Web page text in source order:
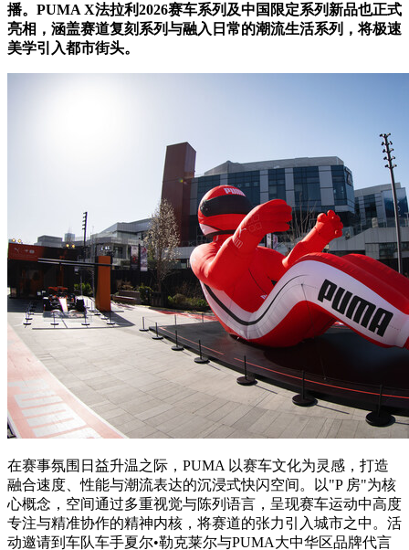
播。 PUMA X法拉利2026赛车系列及中国限定系列新品也正式
亮相，涵盖赛道复刻系列与融入日常的潮流生活系列，将极速
美学引入都市街头。
在赛事氛围日益升温之际，PUMA 以赛车文化为灵感，打造
融合速度、性能与潮流表达的沉浸式快闪空间。以"P 房"为核
心概念，空间通过多重视觉与陈列语言，呈现赛车运动中高度
专注与精准协作的精神内核，将赛道的张力引入城市之中。活
动邀请到车队车手夏尔•勒克莱尔与PUMA大中华区品牌代言